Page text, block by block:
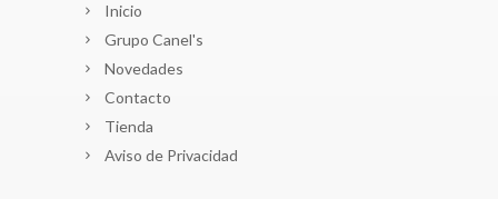
Inicio
Grupo Canel's
Novedades
Contacto
Tienda
Aviso de Privacidad